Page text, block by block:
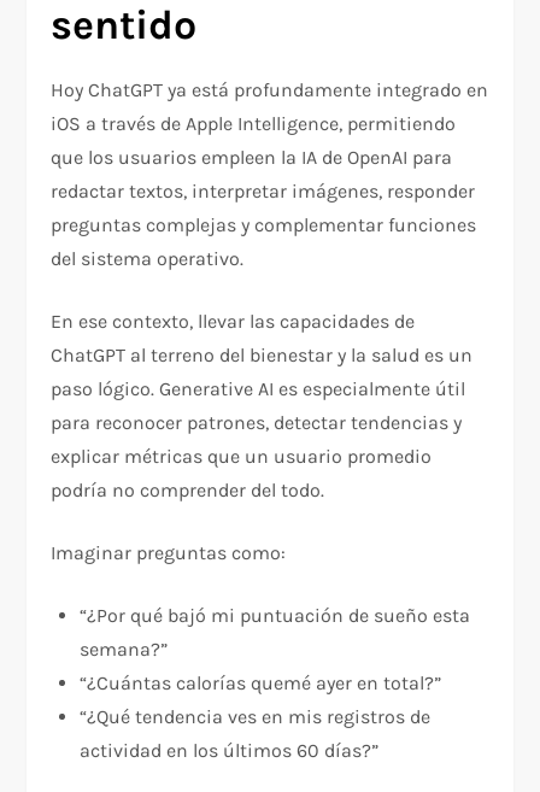
sentido
Hoy ChatGPT ya está profundamente integrado en
iOS a través de Apple Intelligence, permitiendo
que los usuarios empleen la IA de OpenAI para
redactar textos, interpretar imágenes, responder
preguntas complejas y complementar funciones
del sistema operativo.
En ese contexto, llevar las capacidades de
ChatGPT al terreno del bienestar y la salud es un
paso lógico. Generative AI es especialmente útil
para reconocer patrones, detectar tendencias y
explicar métricas que un usuario promedio
podría no comprender del todo.
Imaginar preguntas como:
“¿Por qué bajó mi puntuación de sueño esta
semana?”
“¿Cuántas calorías quemé ayer en total?”
“¿Qué tendencia ves en mis registros de
actividad en los últimos 60 días?”